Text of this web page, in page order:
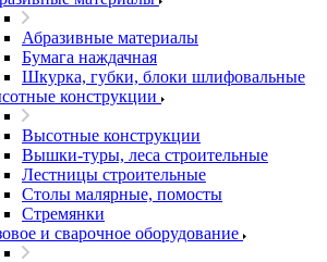
Абразивные материалы
Бумага наждачная
Шкурка, губки, блоки шлифовальные
конструкции
Высотные конструкции
Вышки-туры, леса строительные
Лестницы строительные
Столы малярные, помосты
Стремянки
и сварочное оборудование